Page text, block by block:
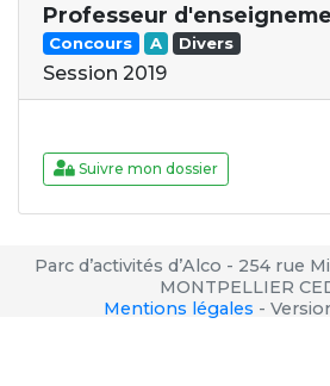
Professeur
Concours A Divers
Session 2019
Suivre mon dossier
Parc d’activités d’Alco - 254 rue
MONTPELLIER
Mentions légales -